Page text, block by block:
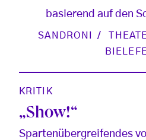
basierend auf den
SANDRONI
KRITIK
„Show!“
Spartenübergreifendes